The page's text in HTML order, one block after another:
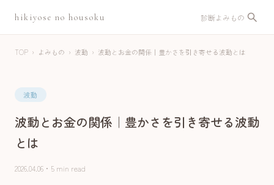
hikiyose no housoku 診断よみもの
TOP › よみもの › 波動 › 波動とお金の関係｜豊かさを引き寄せる波動とは
波動
波動とお金の関係｜豊かさを引き寄せる波動
とは
2026.04.06 ・ 5 min read